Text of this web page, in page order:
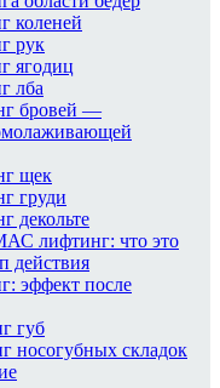
коленей
рук
ягодиц
лба
бровей —
щек
груди
декольте
лифтинг: что это
действия
эффект после
губ
носогубных складок